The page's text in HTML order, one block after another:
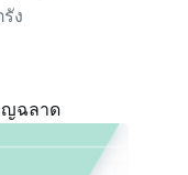
ง
ญฉลาด